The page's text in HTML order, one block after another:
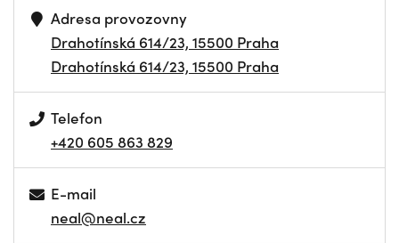
Adresa provozovny
Drahotínská 614/23, 15500 Praha
Drahotínská 614/23, 15500 Praha
Telefon
+420 605 863 829
E-mail
neal@neal.cz